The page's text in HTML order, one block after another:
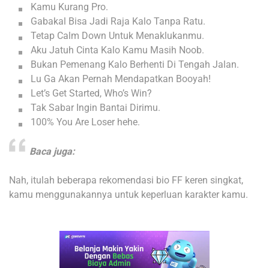
Kamu Kurang Pro.
Gabakal Bisa Jadi Raja Kalo Tanpa Ratu.
Tetap Calm Down Untuk Menaklukanmu.
Aku Jatuh Cinta Kalo Kamu Masih Noob.
Bukan Pemenang Kalo Berhenti Di Tengah Jalan.
Lu Ga Akan Pernah Mendapatkan Booyah!
Let’s Get Started, Who’s Win?
Tak Sabar Ingin Bantai Dirimu.
100% You Are Loser hehe.
Baca juga:
Nah, itulah beberapa rekomendasi bio FF keren singkat,
kamu menggunakannya untuk keperluan karakter kamu.